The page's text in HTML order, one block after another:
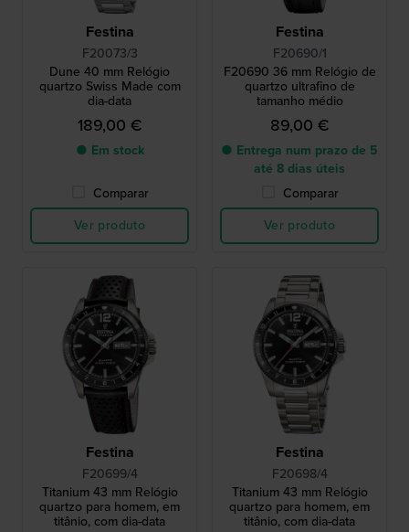
Festina
F20073/3
Dune 40 mm Relógio
quartzo Swiss Made com
dia-data
189,00 €
● Em stock
Comparar
Ver produto
Festina
F20690/1
F20690 36 mm Relógio de
quartzo ultrafino de
tamanho médio
89,00 €
● Entrega num prazo de 5
até 8 dias úteis
Comparar
Ver produto
Festina
F20699/4
Titanium 43 mm Relógio
quartzo para homem, em
titânio, com dia-data
Festina
F20698/4
Titanium 43 mm Relógio
quartzo para homem, em
titânio, com dia-data